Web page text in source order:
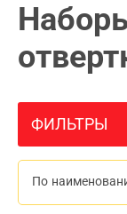
ФИЛЬТРЫ
По